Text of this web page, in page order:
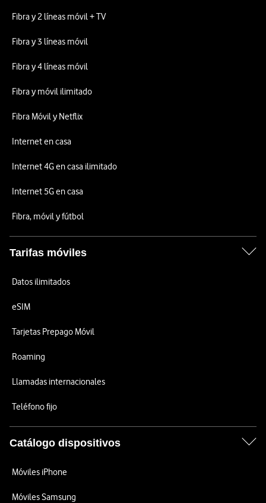
Fibra y 2 líneas móvil + TV
Fibra y 3 líneas móvil
Fibra y 4 líneas móvil
Fibra y móvil ilimitado
Fibra Móvil y Netflix
Internet en casa
Internet 4G en casa ilimitado
Internet 5G en casa
Fibra, móvil y fútbol
Tarifas móviles
Datos ilimitados
eSIM
Tarjetas Prepago Móvil
Roaming
Llamadas internacionales
Teléfono fijo
Catálogo dispositivos
Móviles iPhone
Móviles Samsung